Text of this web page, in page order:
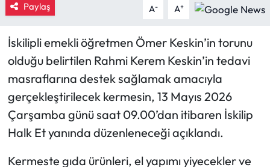
Paylaş A- A+
İskilipli emekli öğretmen Ömer Keskin’in torunu
olduğu belirtilen Rahmi Kerem Keskin’in tedavi
masraflarına destek sağlamak amacıyla
gerçekleştirilecek kermesin, 13 Mayıs 2026
Çarşamba günü saat 09.00’dan itibaren İskilip
Halk Et yanında düzenleneceği açıklandı.
Kermeste gıda ürünleri, el yapımı yiyecekler ve
Kimdir?
Kültür Sanat
Laçin Haberleri